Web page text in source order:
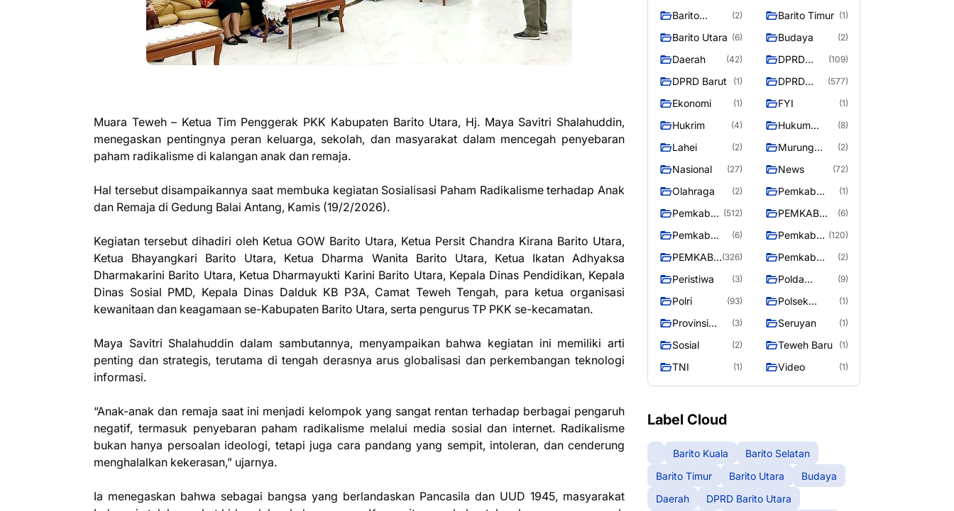
Muara Teweh – Ketua Tim Penggerak PKK Kabupaten Barito Utara, Hj. Maya Savitri Shalahuddin,
menegaskan pentingnya peran keluarga, sekolah, dan masyarakat dalam mencegah penyebaran
paham radikalisme di kalangan anak dan remaja.
Hal tersebut disampaikannya saat membuka kegiatan Sosialisasi Paham Radikalisme terhadap Anak
dan Remaja di Gedung Balai Antang, Kamis (19/2/2026).
Kegiatan tersebut dihadiri oleh Ketua GOW Barito Utara, Ketua Persit Chandra Kirana Barito Utara,
Ketua Bhayangkari Barito Utara, Ketua Dharma Wanita Barito Utara, Ketua Ikatan Adhyaksa
Dharmakarini Barito Utara, Ketua Dharmayukti Karini Barito Utara, Kepala Dinas Pendidikan, Kepala
Dinas Sosial PMD, Kepala Dinas Dalduk KB P3A, Camat Teweh Tengah, para ketua organisasi
kewanitaan dan keagamaan se-Kabupaten Barito Utara, serta pengurus TP PKK se-kecamatan.
Maya Savitri Shalahuddin dalam sambutannya, menyampaikan bahwa kegiatan ini memiliki arti
penting dan strategis, terutama di tengah derasnya arus globalisasi dan perkembangan teknologi
informasi.
“Anak-anak dan remaja saat ini menjadi kelompok yang sangat rentan terhadap berbagai pengaruh
negatif, termasuk penyebaran paham radikalisme melalui media sosial dan internet. Radikalisme
bukan hanya persoalan ideologi, tetapi juga cara pandang yang sempit, intoleran, dan cenderung
menghalalkan kekerasan,” ujarnya.
Ia menegaskan bahwa sebagai bangsa yang berlandaskan Pancasila dan UUD 1945, masyarakat
Barito
(2) Barito Timur (1)
Barito Utara (6) Budaya (2)
Daerah (42)
DPRD
Utara
(109)
DPRD Barut (1)
DPRD
RAYA
(577)
Ekonomi (1) FYI (1)
Hukrim (4)
Hukum
(8)
Lahei (2)
Murung
(2)
Nasional (27) News (72)
Olahraga (2)
Pemkab
(1)
Pemkab
Utara
(512)
PEMKAB
UTARA
(6)
Pemkab
(6)
Pemkab
Raya
(120)
PEMKAB
RAYA
(326)
Pemkab
(2)
Peristiwa (3)
Polda
(9)
Polri (93)
Polsek
(1)
Provinsi
(3) Seruyan (1)
Sosial (2) Teweh Baru (1)
TNI (1) Video (1)
Label Cloud
Barito Kuala
Barito Selatan
Barito Timur
Barito Utara
Budaya
Daerah
DPRD Barito Utara